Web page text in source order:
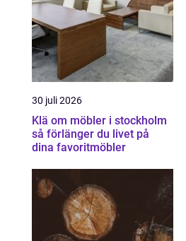
30 juli 2026
Klä om möbler i stockholm
så förlänger du livet på
dina favoritmöbler